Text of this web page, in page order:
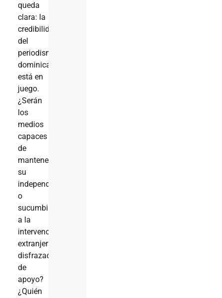
queda
clara: la
credibilidad
del
periodismo
dominicano
está en
juego.
¿Serán
los
medios
capaces
de
mantener
su
independencia
o
sucumbirán
a la
intervención
extranjera
disfrazada
de
apoyo?
¿Quién